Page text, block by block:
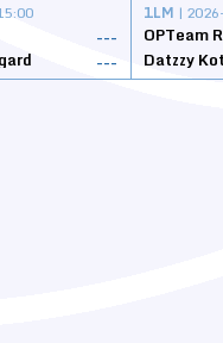
---
---
1LM |
OPTeam